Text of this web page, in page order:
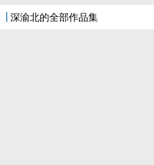
深渝北的全部作品集